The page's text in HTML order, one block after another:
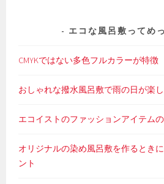
エコな風呂敷ってめ
CMYKではない多色フルカラーが特徴
おしゃれな撥水風呂敷で雨の日が楽
エコイストのファッションアイテム
オリジナルの染め風呂敷を作るとき
ント